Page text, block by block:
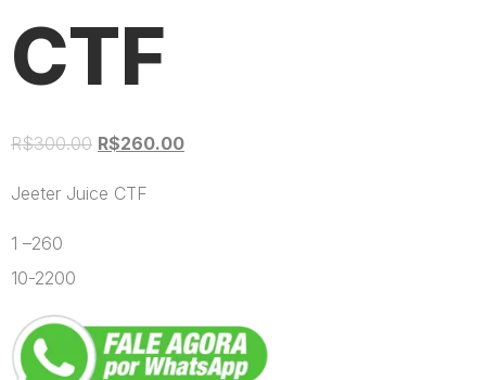
CTF
R$300.00 R$260.00
Jeeter Juice CTF
1 –260
10-2200